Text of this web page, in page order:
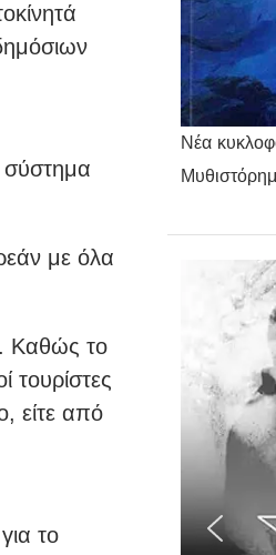
Νέα
σύστημα
με όλα
Καθώς το
τουρίστες
είτε από
το